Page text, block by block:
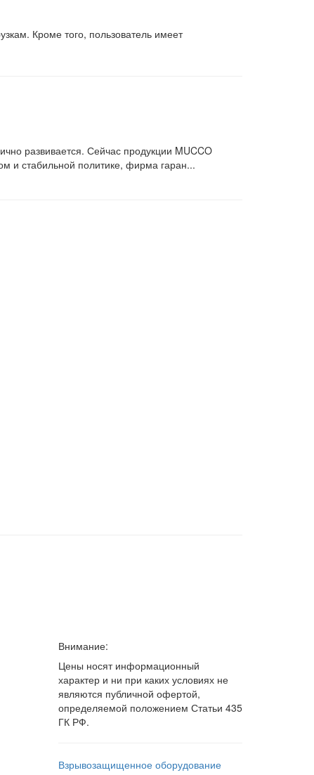
Кроме того, пользователь имеет
развивается. Сейчас продукции MUCCO
и стабильной политике, фирма гаран...
Внимание:
Цены носят информационный
характер и ни при каких условиях не
являются публичной офертой,
определяемой положением Статьи 435
ГК РФ.
Взрывозащищенное оборудование